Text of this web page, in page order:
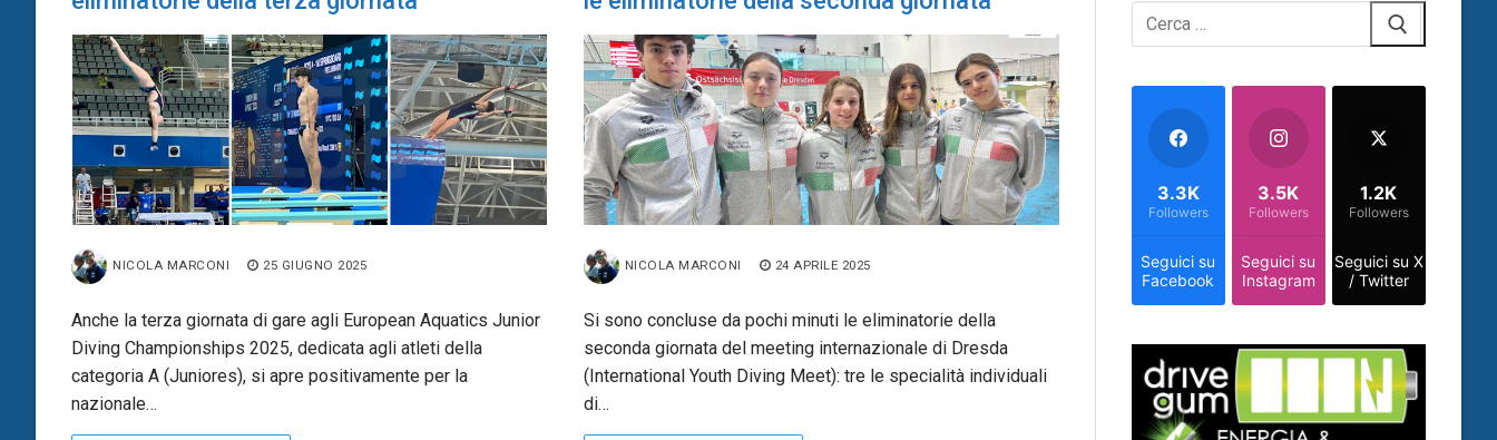
NICOLA MARCONI 25 GIUGNO 2025
Anche la terza giornata di gare agli European Aquatics Junior
Diving Championships 2025, dedicata agli atleti della
categoria A (Juniores), si apre positivamente per la
nazionale…
NICOLA MARCONI 24 APRILE 2025
Si sono concluse da pochi minuti le eliminatorie della
seconda giornata del meeting internazionale di Dresda
(International Youth Diving Meet): tre le specialità individuali
di…
Cerca:
Seguici su
Facebook
3.3K
Followers
Seguici su
Instagram
3.5K
Followers
Seguici su X
/ Twitter
1.2K
Followers